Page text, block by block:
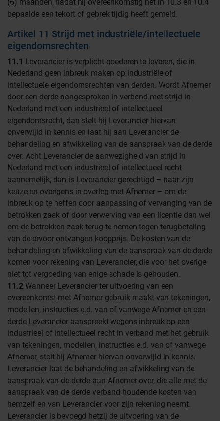
(6) maanden, nadat hij overeenkomstig het in 10.3 en 10.4
bepaalde een tekort of gebrek tijdig heeft gemeld.
Artikel 11 Strijd met industriële/intellectuele
eigendomsrechten
11.1 Leverancier is verplicht goederen te leveren, die in
Nederland geen inbreuk maken op industriële of
intellectuele eigendomsrechten van derden. Wordt Afnemer
door een derde aangesproken in verband met strijd in
Nederland met een industrieel of intellectueel
eigendomsrecht, dan stelt hij Leverancier hiervan
onverwijld in kennis en laat hij aan Leverancier de
behandeling en afwikkeling van de aanspraak van de derde
over. Acht Leverancier de aanwezigheid van strijd in
Nederland met een industrieel of intellectueel recht
aannemelijk, dan is Leverancier gerechtigd – naar zijn
keuze en overigens in overleg met Afnemer – om de
inbreuk op te heffen door aanpassing of vervanging van de
betrokken zaak of door verwerving van een licentie dan wel
om de betrokken zaak terug te nemen tegen terugbetaling
van de ervoor ontvangen koopprijs. De kosten van de
behandeling en afwikkeling van de aanspraak van de derde
komen voor rekening van Leverancier, die voor het overige
niet tot vergoeding van enige schade is gehouden.
11.2 Wanneer Leverancier ter uitvoering van een
overeenkomst met Afnemer gebruik maakt van tekeningen,
modellen, instructies e.d. van of vanwege Afnemer en een
derde Leverancier aanspreekt wegens inbreuk op een
industrieel of intellectueel recht in verband met het gebruik
van tekeningen, modellen, instructies e.d. van of vanwege
Afnemer, stelt hij Afnemer hiervan onverwijld in kennis.
Leverancier laat de behandeling en afwikkeling van de
aanspraak van de derde aan Afnemer over, die alle met de
aanspraak van de derde verband houdende kosten van
hemzelf en van Leverancier voor zijn rekening neemt.
Leverancier is bevoegd hetzij de uitvoering van de